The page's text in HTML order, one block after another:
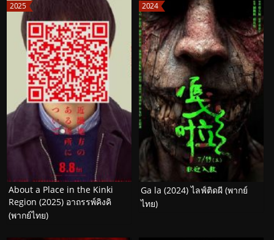
2025
About a Place in the Kinki
Region (2025) อาถรรพ์คิงคิ
(พากย์ไทย)
2024
Ga la (2024) ไลฟ์ติดผี (พากย์
ไทย)